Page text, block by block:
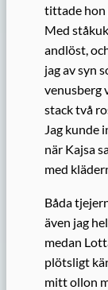
tittade hon
Med
andlöst,
jag av syn
venusberg
stack två
Jag kunde
när Kajsa
med
Båda
även jag
medan
plötsligt
mitt ollon